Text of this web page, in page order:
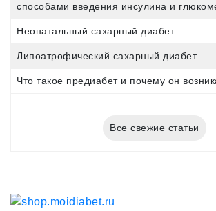
способами введения инсулина и
Неонатальный сахарный диабет
Липоатрофический сахарный диабет
Что такое предиабет и почему он
Все свежие статьи